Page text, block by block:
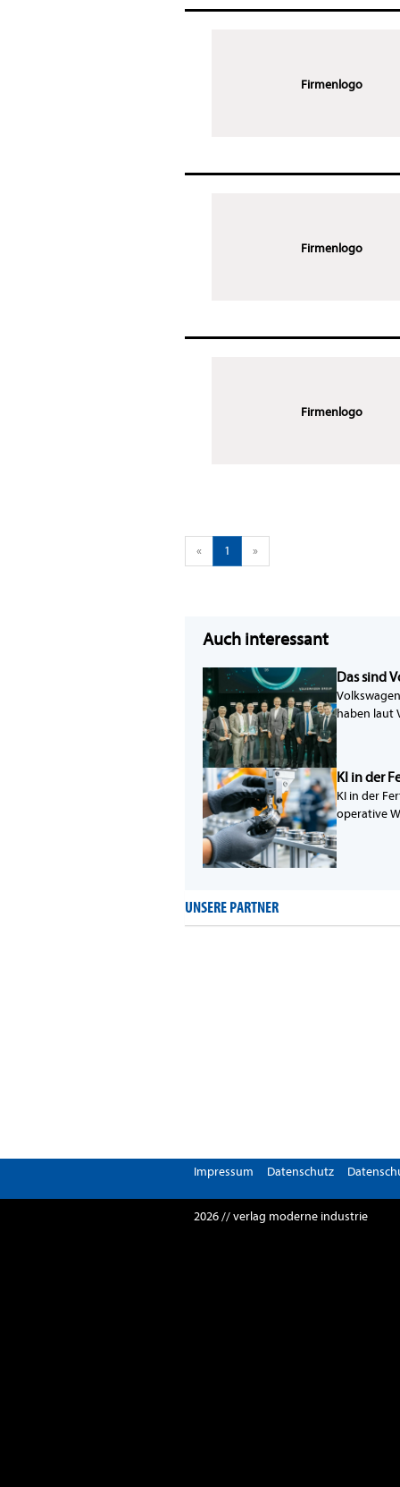
Firmenlogo
Firmenlogo
Firmenlogo
« 1 »
Auch interessant
Das sind
haben laut
KI in der
KI in der
operative
UNSERE PARTNER
Impressum Datenschutz
2026 // verlag moderne industrie